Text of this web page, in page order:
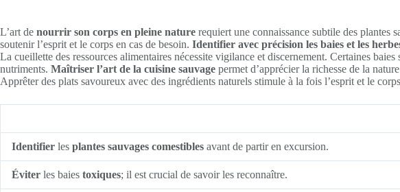
L’art de nourrir son corps en pleine nature requiert une connaissance subtile des plantes
soutenir l’esprit et le corps en cas de besoin. Identifier avec précision les baies et les
La cueillette des ressources alimentaires nécessite vigilance et discernement. Certaines
nutriments. Maîtriser l’art de la cuisine sauvage permet d’apprécier la richesse de la
Apprêter des plats savoureux avec des ingrédients naturels stimule à la fois l’esprit et le
Identifier les plantes sauvages comestibles avant de partir en excursion.
Éviter les baies toxiques; il est crucial de savoir les reconnaître.